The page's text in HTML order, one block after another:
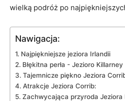
wielką podróż po
Nawigacja:
Najpiękniejsze jeziora Irlandii
Błękitna perła ‍- ‌Jezioro Killarney
Tajemnicze ‍piękno Jeziora
Atrakcje Jeziora Corrib:
Zachwycająca przyroda Jeziora